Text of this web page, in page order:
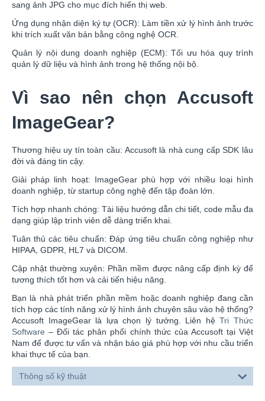
sang ảnh JPG cho mục đích hiển thị web.
Ứng dụng nhận diện ký tự (OCR): Làm tiền xử lý hình ảnh trước
khi trích xuất văn bản bằng công nghệ OCR.
Quản lý nội dung doanh nghiệp (ECM): Tối ưu hóa quy trình
quản lý dữ liệu và hình ảnh trong hệ thống nội bộ.
Vì sao nên chọn Accusoft
ImageGear?
Thương hiệu uy tín toàn cầu: Accusoft là nhà cung cấp SDK lâu
đời và đáng tin cậy.
Giải pháp linh hoạt: ImageGear phù hợp với nhiều loại hình
doanh nghiệp, từ startup công nghệ đến tập đoàn lớn.
Tích hợp nhanh chóng: Tài liệu hướng dẫn chi tiết, code mẫu đa
dạng giúp lập trình viên dễ dàng triển khai.
Tuân thủ các tiêu chuẩn: Đáp ứng tiêu chuẩn công nghiệp như
HIPAA, GDPR, HL7 và DICOM.
Cập nhật thường xuyên: Phần mềm được nâng cấp định kỳ để
tương thích tốt hơn và cải tiến hiệu năng.
Bạn là nhà phát triển phần mềm hoặc doanh nghiệp đang cần
tích hợp các tính năng xử lý hình ảnh chuyên sâu vào hệ thống?
Accusoft ImageGear là lựa chọn lý tưởng. Liên hệTri Thức
Software – Đối tác phân phối chính thức của Accusoft tại Việt
Nam để được tư vấn và nhận báo giá phù hợp với nhu cầu triển
khai thực tế của bạn.
Thông số kỹ thuật